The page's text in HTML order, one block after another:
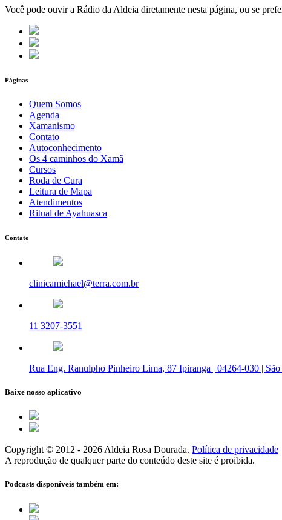
Você pode ouvir a Rádio da Aldeia diretamente nesta página, ou se
Páginas
Quem Somos
Agenda
Xamanismo
Contato
Autoconhecimento
Os 4 caminhos do Xamã
Cursos
Roda de Cura
Leitura de Mapa
Atendimentos
Ritual de Ayahuasca
Contato
clinicamichael@terra.com.br
11 3207-3551
Rua Eng. Ranulpho Pinheiro Lima, 87 Ipiranga | 04264-030 | São
Baixe nosso aplicativo
Copyright © 2012 - 2026 Aldeia Rosa Dourada. Política de privacidade
A reprodução de qualquer parte do conteúdo deste site é proibida.
Podcasts disponíveis também em: